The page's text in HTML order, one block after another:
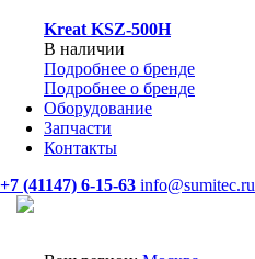
Kreat KSZ-500H
В наличии
Подробнее о бренде
Подробнее о бренде
Оборудование
Запчасти
Контакты
+7 (41147) 6-15-63 info@sumitec.ru